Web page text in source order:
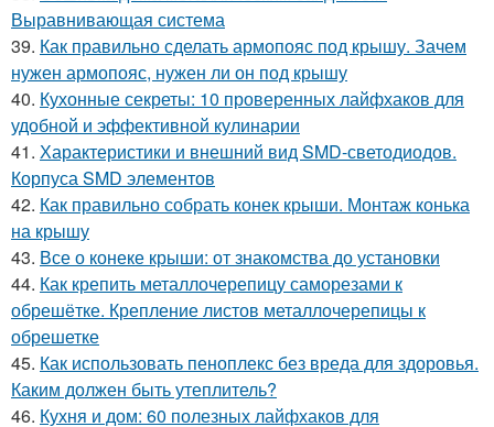
Выравнивающая система
39. Как правильно сделать армопояс под крышу. Зачем
нужен армопояс, нужен ли он под крышу
40. Кухонные секреты: 10 проверенных лайфхаков для
удобной и эффективной кулинарии
41. Характеристики и внешний вид SMD-светодиодов.
Корпуса SMD элементов
42. Как правильно собрать конек крыши. Монтаж конька
на крышу
43. Все о конеке крыши: от знакомства до установки
44. Как крепить металлочерепицу саморезами к
обрешётке. Крепление листов металлочерепицы к
обрешетке
45. Как использовать пеноплекс без вреда для здоровья.
Каким должен быть утеплитель?
46. Кухня и дом: 60 полезных лайфхаков для